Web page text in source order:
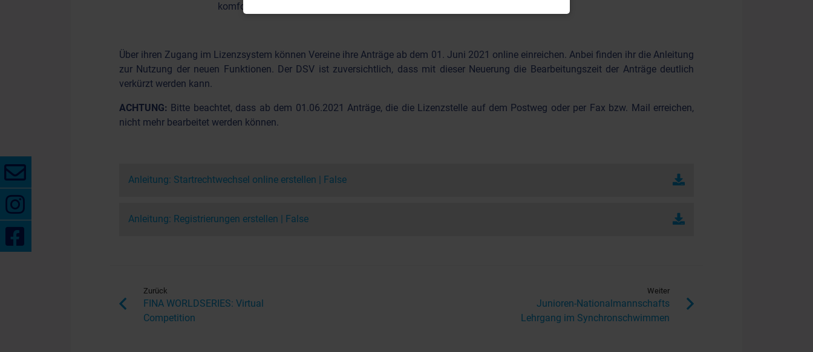
komfortabler und schneller beantragt werden!
Über ihren Zugang im Lizenzsystem können Vereine ihre Anträge ab dem 01. Juni 2021 online einreichen. Anbei finden ihr die Anleitung
zur Nutzung der neuen Funktionen. Der DSV ist zuversichtlich, dass mit dieser Neuerung die Bearbeitungszeit der Anträge deutlich
verkürzt werden kann.
ACHTUNG: Bitte beachtet, dass ab dem 01.06.2021 Anträge, die die Lizenzstelle auf dem Postweg oder per Fax bzw. Mail erreichen,
nicht mehr bearbeitet werden können.
Anleitung: Startrechtwechsel online erstellen False
Anleitung: Registrierungen erstellen False
Zurück
FINA WORLDSERIES: Virtual
Competition
Weiter
Junioren-Nationalmannschafts
Lehrgang im Synchronschwimmen